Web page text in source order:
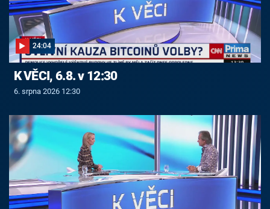
24:04
K VĚCI, 6.8. v 12:30
6. srpna 2026 12:30